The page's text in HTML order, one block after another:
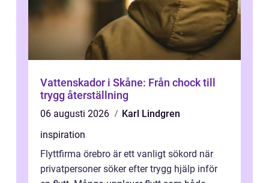
Vattenskador i Skåne: Från chock till
trygg återställning
06 augusti 2026
Karl Lindgren
inspiration
Flyttfirma örebro är ett vanligt sökord när
privatpersoner söker efter trygg hjälp inför